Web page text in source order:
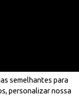
semelhantes para
personalizar nossa